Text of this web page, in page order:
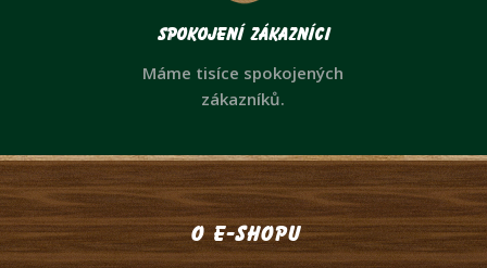
Spokojení zákazníci
Máme tisíce spokojených
zákazníků.
O e-shopu